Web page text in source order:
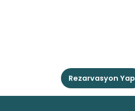
Rezarvasyon Yap